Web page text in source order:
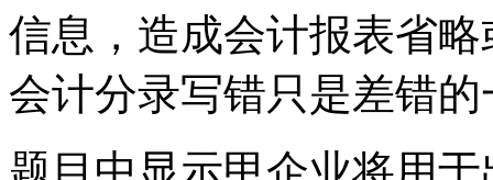
信息，造成会计报表省
会计分录写错只是差错
题目中显示甲企业将用